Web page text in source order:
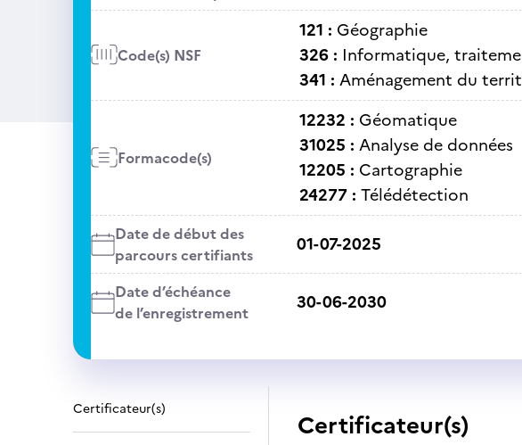
Code(s) NSF
121 : Géographie
326 : Informatique,
341 : Aménagement du
Formacode(s)
12232 : Géomatique
31025 : Analyse de données
12205 : Cartographie
24277 : Télédétection
Date de début des
parcours certifiants
01-07-2025
Date d’échéance
de l’enregistrement
30-06-2030
Certificateur(s) Certificateur(s)